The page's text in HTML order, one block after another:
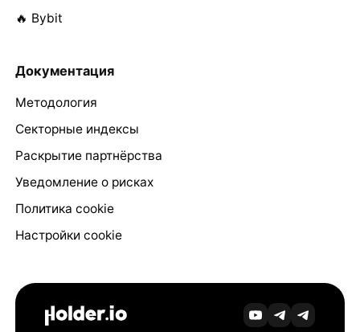
🔥 Bybit
Документация
Методология
Секторные индексы
Раскрытие партнёрства
Уведомление о рисках
Политика cookie
Настройки cookie